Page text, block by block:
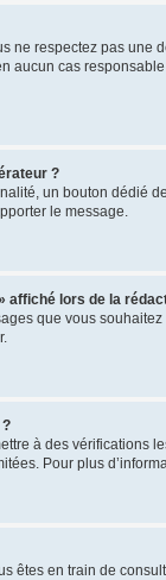
ne respectez pas une
aucun cas
?
un bouton dédié
le message.
lors de la
que vous
?
à des vérifications
Pour plus
êtes en train de